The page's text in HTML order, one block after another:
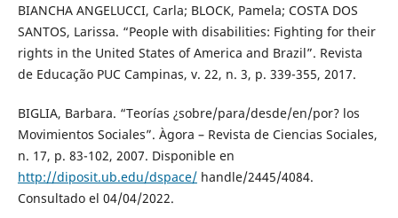
BIANCHA ANGELUCCI, Carla; BLOCK, Pamela; COSTA DOS
SANTOS, Larissa. “People with disabilities: Fighting for their
rights in the United States of America and Brazil”. Revista
de Educação PUC Campinas, v. 22, n. 3, p. 339-355, 2017.
BIGLIA, Barbara. “Teorías ¿sobre/para/desde/en/por? los
Movimientos Sociales”. Àgora – Revista de Ciencias Sociales,
n. 17, p. 83-102, 2007. Disponible en
http://diposit.ub.edu/dspace/handle/2445/4084.
Consultado el 04/04/2022.